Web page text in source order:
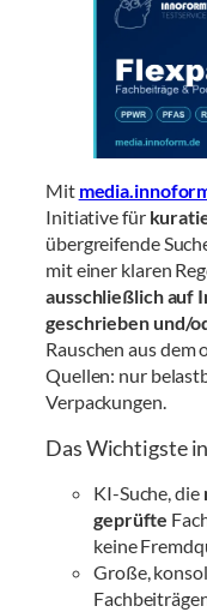
Mit
Initiative für
übergreifende
mit einer klaren
ausschließlich auf
geschrieben und/
Rauschen aus dem
Quellen: nur
Verpackungen.
Das Wichtigste
KI-Suche, die
geprüfte
keine
Große,